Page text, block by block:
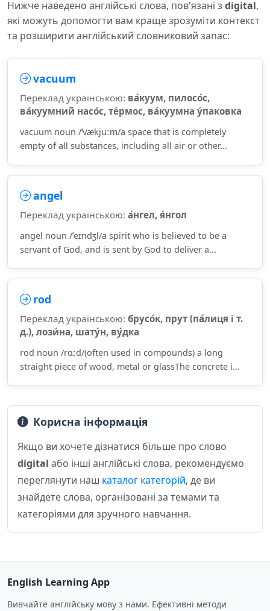
Нижче наведено англійські слова, пов'язані з digital,
які можуть допомогти вам краще зрозуміти контекст
та розширити англійський словниковий запас:
vacuum
Переклад українською: ва́куум, пилосо́с,
ва́куумний насо́с, те́рмос, ва́куумна у́паковка
vacuum noun /ˈvækjuːm/a space that is completely
empty of all substances, including all air or other...
angel
Переклад українською: а́нгел, я́нгол
angel noun /ˈeɪndʒl/a spirit who is believed to be a
servant of God, and is sent by God to deliver a...
rod
Переклад українською: брусо́к, прут (па́лиця і т.
д.), лози́на, шату́н, ву́дка
rod noun /rɑːd/(often used in compounds) a long
straight piece of wood, metal or glassThe concrete i...
Корисна інформація
Якщо ви хочете дізнатися більше про слово
digital або інші англійські слова, рекомендуємо
переглянути наш каталог категорій, де ви
знайдете слова, організовані за темами та
категоріями для зручного навчання.
English Learning App
Вивчайте англійську мову з нами. Ефективні методи